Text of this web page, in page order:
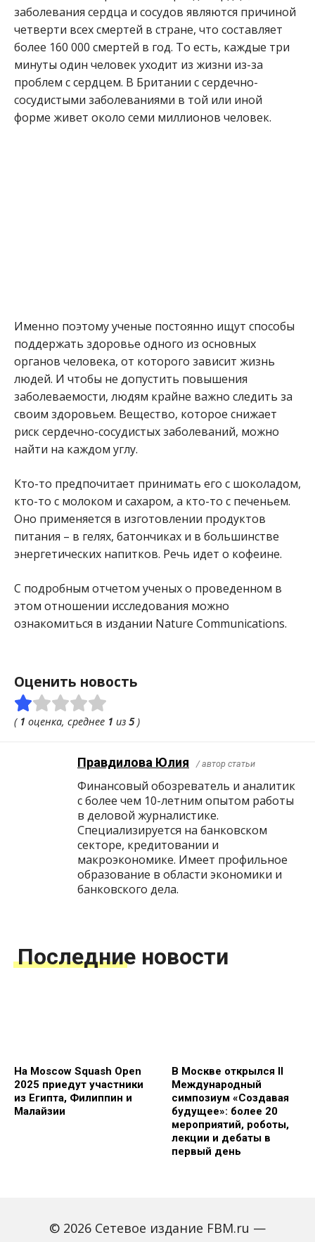
заболевания сердца и сосудов являются причиной
четверти всех смертей в стране, что составляет
более 160 000 смертей в год. То есть, каждые три
минуты один человек уходит из жизни из-за
проблем с сердцем. В Британии с сердечно-
сосудистыми заболеваниями в той или иной
форме живет около семи миллионов человек.
Именно поэтому ученые постоянно ищут способы
поддержать здоровье одного из основных
органов человека, от которого зависит жизнь
людей. И чтобы не допустить повышения
заболеваемости, людям крайне важно следить за
своим здоровьем. Вещество, которое снижает
риск сердечно-сосудистых заболеваний, можно
найти на каждом углу.
Кто-то предпочитает принимать его с шоколадом,
кто-то с молоком и сахаром, а кто-то с печеньем.
Оно применяется в изготовлении продуктов
питания – в гелях, батончиках и в большинстве
энергетических напитков. Речь идет о кофеине.
С подробным отчетом ученых о проведенном в
этом отношении исследования можно
ознакомиться в издании Nature Communications.
Оценить новость
( 1 оценка, среднее 1 из 5)
Правдилова Юлия / автор статьи
Финансовый обозреватель и аналитик
с более чем 10-летним опытом работы
в деловой журналистике.
Специализируется на банковском
секторе, кредитовании и
макроэкономике. Имеет профильное
образование в области экономики и
банковского дела.
Последние новости
На Moscow Squash Open
2025 приедут участники
из Египта, Филиппин и
Малайзии
В Москве открылся II
Международный
симпозиум «Создавая
будущее»: более 20
мероприятий, роботы,
лекции и дебаты в
первый день
© 2026 Сетевое издание FBM.ru —